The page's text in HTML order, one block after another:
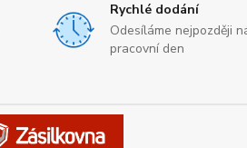
Rychlé dodání
Odesíláme nejpozději
pracovní den